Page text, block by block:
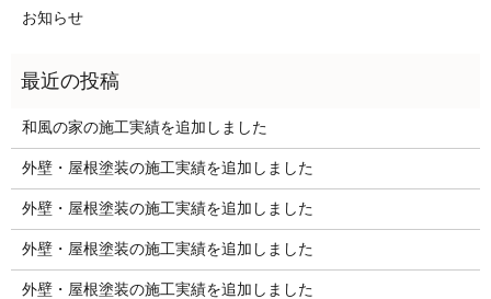
お知らせ
和風の家の施工実績を追加しました
外壁・屋根塗装の施工実績を追加しました
外壁・屋根塗装の施工実績を追加しました
外壁・屋根塗装の施工実績を追加しました
外壁・屋根塗装の施工実績を追加しました